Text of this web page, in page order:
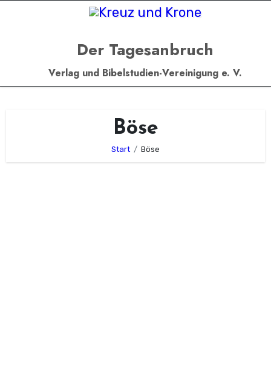
Der Tagesanbruch
Verlag und Bibelstudien-Vereinigung e. V.
Böse
Start Böse